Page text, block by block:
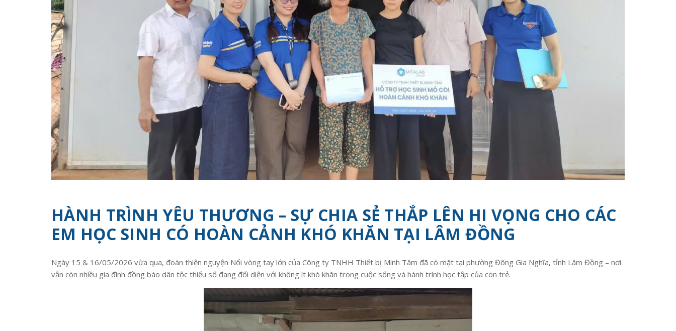
HÀNH TRÌNH YÊU THƯƠNG – SỰ CHIA SẺ THẮP LÊN HI VỌNG CHO CÁC
EM HỌC SINH CÓ HOÀN CẢNH KHÓ KHĂN TẠI LÂM ĐỒNG
Ngày 15 & 16/05/2026 vừa qua, đoàn thiện nguyện Nối vòng tay lớn của Công ty TNHH Thiết bị Minh Tâm đã có mặt tại phường Đông Gia Nghĩa, tỉnh Lâm Đồng – nơi
vẫn còn nhiều gia đình đồng bào dân tộc thiểu số đang đối diện với không ít khó khăn trong cuộc sống và hành trình học tập của con trẻ.